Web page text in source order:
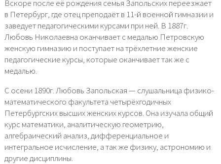
Вскоре после её рождения семья Запольских переезжает
в Петербург, где отец преподаёт в 11-й военной гимназии и
заведует педагогическими курсами при ней. В 1887г.
Любовь Николаевна оканчивает с медалью Петровскую
женскую гимназию и поступает на трёхлетние женские
педагогические курсы, которые оканчивает так же с
медалью.
С осени 1890г. Любовь Запольская — слушальница физико-
математического факультета четырёхгодичных
Петербургских высших женских курсов. Она изучала общий
курс математики, аналитическую геометрию,
алгебраический анализ, дифференциальное и
интегральное исчисление, а так же физику, астрономию и
другие дисциплины.